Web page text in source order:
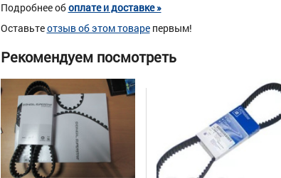
Подробнее обоплате и доставке »
Оставьтеотзыв об этом товарепервым!
Рекомендуем посмотреть